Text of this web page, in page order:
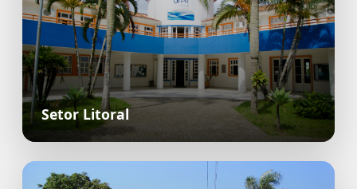
Setor Litoral